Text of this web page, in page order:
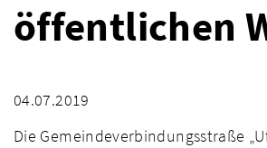
öffentlichen
04.07.2019
Die Gemeindeverbindungsstraße